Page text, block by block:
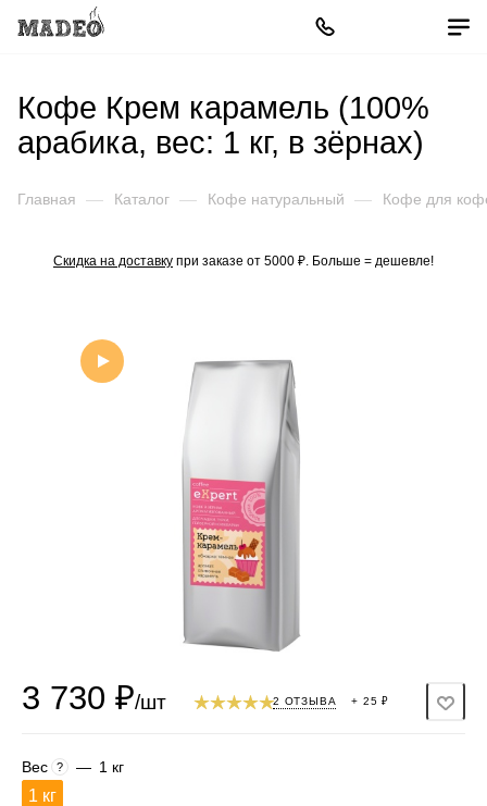
Кофе Крем карамель (100%
арабика, вес: 1 кг, в зёрнах)
Главная — Каталог — Кофе натуральный — Кофе для
Скидка на доставку при заказе от 5000 ₽. Больше = дешевле!
3 730 ₽/шт 2 ОТЗЫВА + 25 ₽
Вес ? — 1 кг
1 кг